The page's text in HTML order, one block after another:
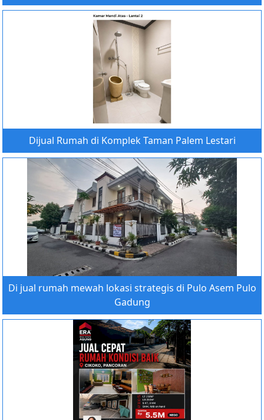
Dijual Rumah di Komplek Taman Palem Lestari
Di jual rumah mewah lokasi strategis di Pulo Asem Pulo
Gadung